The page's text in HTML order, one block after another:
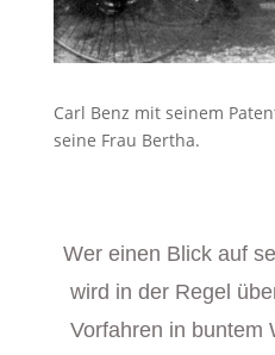
Carl Benz mit seinem
seine Frau Bertha.
Wer einen Blick auf
wird in der Regel
Vorfahren in buntem